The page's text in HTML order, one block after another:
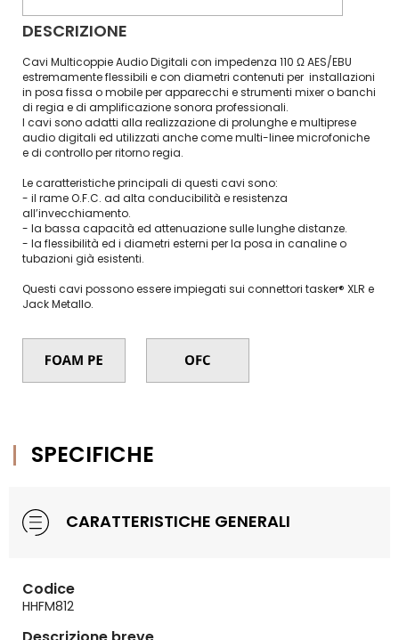
DESCRIZIONE
Cavi Multicoppie Audio Digitali con impedenza 110 Ω AES/EBU
estremamente flessibili e con diametri contenuti per installazioni
in posa fissa o mobile per apparecchi e strumenti mixer o banchi
di regia e di amplificazione sonora professionali.
I cavi sono adatti alla realizzazione di prolunghe e multiprese
audio digitali ed utilizzati anche come multi-linee microfoniche
e di controllo per ritorno regia.
Le caratteristiche principali di questi cavi sono:
- il rame O.F.C. ad alta conducibilità e resistenza
all’invecchiamento.
- la bassa capacità ed attenuazione sulle lunghe distanze.
- la flessibilità ed i diametri esterni per la posa in canaline o
tubazioni già esistenti.
Questi cavi possono essere impiegati sui connettori tasker® XLR e
Jack Metallo.
SPECIFICHE
CARATTERISTICHE GENERALI
Codice
HHFM812